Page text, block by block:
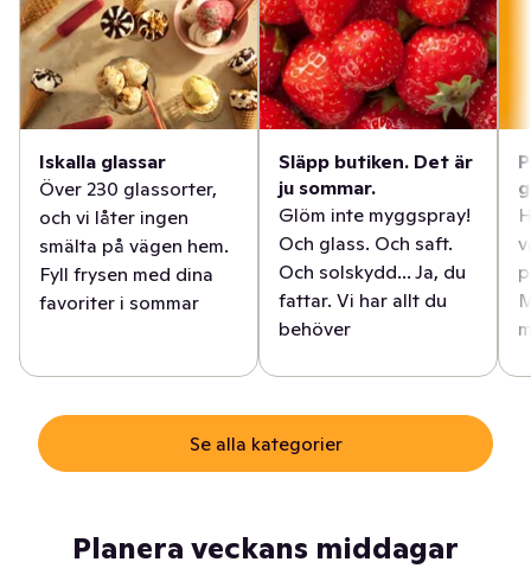
Iskalla glassar
Över 230 glassorter,
och vi låter ingen
smälta på vägen hem.
Fyll frysen med dina
favoriter i sommar
Släpp butiken. Det är
ju sommar.
Glöm inte myggspray!
Och glass. Och saft.
Och solskydd... Ja, du
fattar. Vi har allt du
behöver
Se alla kategorier
Planera veckans middagar